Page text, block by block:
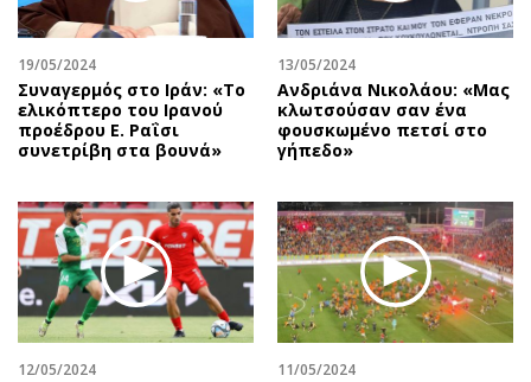
19/05/2024
Συναγερμός στο Ιράν: «Το
ελικόπτερο του Ιρανού
προέδρου Ε. Ραΐσι
συνετρίβη στα βουνά»
13/05/2024
Ανδριάνα Νικολάου: «Μας
κλωτσούσαν σαν ένα
φουσκωμένο πετσί στο
γήπεδο»
12/05/2024 11/05/2024